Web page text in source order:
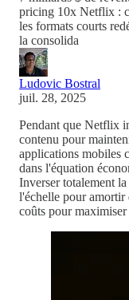
pricing 10x Netflix :
les formats courts
la consolida
Ludovic Bostral
juil. 28, 2025
Pendant que Netflix
contenu pour
applications mobiles
dans l'équation
Inverser totalement
l'échelle pour amortir
coûts pour